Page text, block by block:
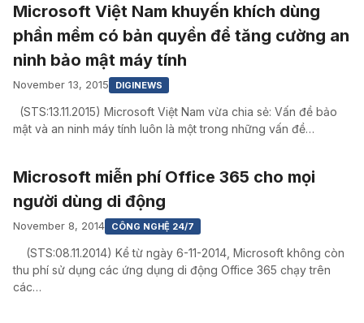
Microsoft Việt Nam khuyến khích dùng
phần mềm có bản quyền để tăng cường an
ninh bảo mật máy tính
November 13, 2015 DIGINEWS
(STS:13.11.2015) Microsoft Việt Nam vừa chia sẻ: Vấn đề bảo
mật và an ninh máy tính luôn là một trong những vấn đề…
Microsoft miễn phí Office 365 cho mọi
người dùng di động
November 8, 2014 CÔNG NGHỆ 24/7
(STS:08.11.2014) Kể từ ngày 6-11-2014, Microsoft không còn
thu phí sử dụng các ứng dụng di động Office 365 chạy trên
các…